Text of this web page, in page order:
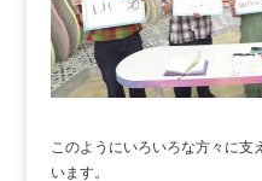
このようにいろいろな方々に支
います。